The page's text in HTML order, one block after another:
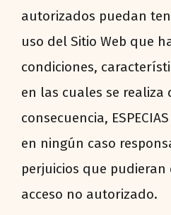
autorizados puedan
uso del Sitio Web que
condiciones,
en las cuales se realiza
consecuencia,
en ningún caso
perjuicios que
acceso no autorizado.